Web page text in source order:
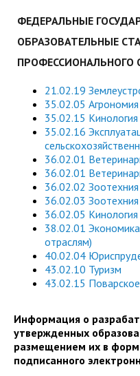
ФЕДЕРАЛЬНЫЕ
ОБРАЗОВАТЕЛЬНЫЕ
ПРОФЕССИОНАЛЬНОГО
21.02.19
35.02.05 Агрономия
35.02.15 Кинология
35.02.16
36.02.01
36.02.01
36.02.02 Зоотехния
36.02.03 Зоотехния
36.02.05 Кинология
38.02.01 Экономика
отраслям)
40.02.04
43.02.10 Туризм
43.02.15
Информация о
утвержденных
размещением их в
подписанного